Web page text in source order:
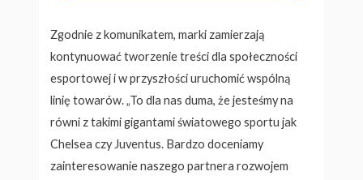
Zgodnie z komunikatem, marki zamierzają
kontynuować tworzenie treści dla społeczności
esportowej i w przyszłości uruchomić wspólną
linię towarów. „To dla nas duma, że ​​jesteśmy na
równi z takimi gigantami światowego sportu jak
Chelsea czy Juventus. Bardzo doceniamy
zainteresowanie naszego partnera rozwojem